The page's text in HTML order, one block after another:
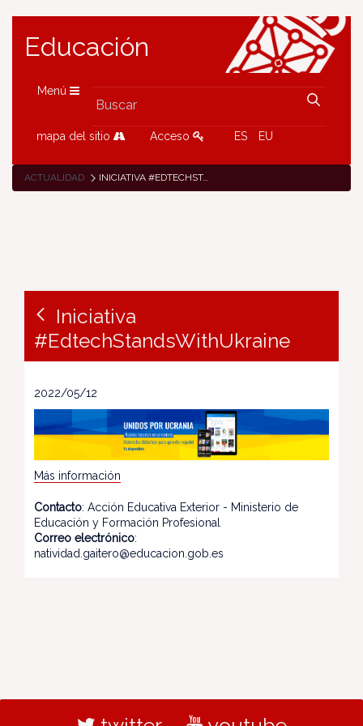
Educación
Menú
mapa del sitio Acceso ES EU
ACTUALIDAD INICIATIVA #EDTECHSTANDSWITHUKRAINE
Iniciativa
#EdtechStandsWithUkraine
2022/05/12
Más información
Contacto: Acción Educativa Exterior - Ministerio de
Educación y Formación Profesional
Correo electrónico:
natividad.gaitero@educacion.gob.es